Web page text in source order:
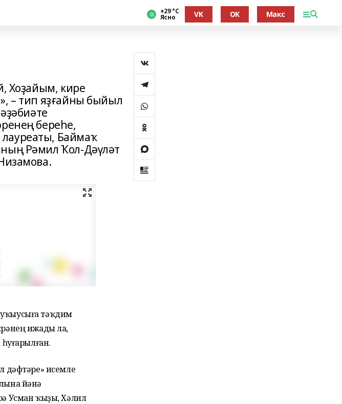
+29 °С
Ясно VK OK Макс
Хоҙайым, кире
– тип яҙғайны быйыл
береһе,
Баймаҡ
Рәмил Ҡол-Дәүләт
уҡыусыға тәҡдим
ижады ла,
дәфтәре» исемле
йәнә
Усман ҡыҙы, Хәлил